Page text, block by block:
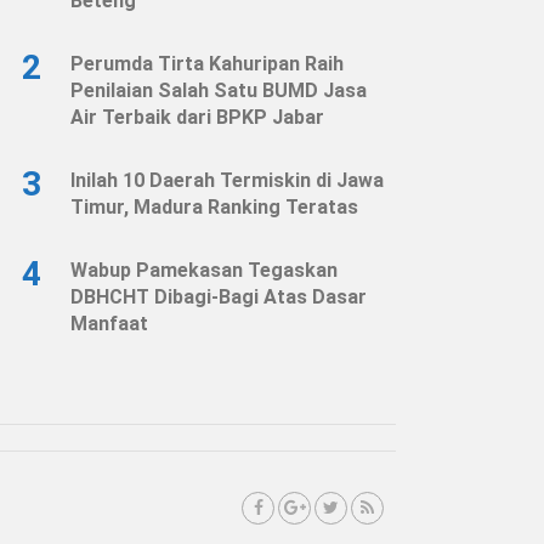
2
Perumda Tirta Kahuripan Raih
Penilaian Salah Satu BUMD Jasa
Air Terbaik dari BPKP Jabar
3
Inilah 10 Daerah Termiskin di Jawa
Timur, Madura Ranking Teratas
4
Wabup Pamekasan Tegaskan
DBHCHT Dibagi-Bagi Atas Dasar
Manfaat